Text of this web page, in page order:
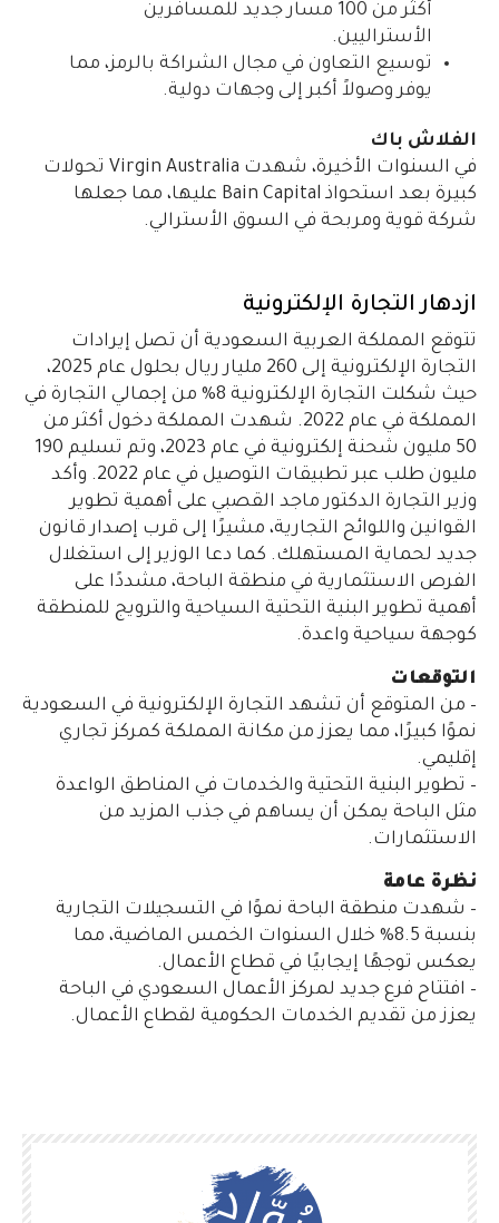
أكثر من 100 مسار جديد للمسافرين
الأستراليين.
توسيع التعاون في مجال الشراكة بالرمز، مما
يوفر وصولاً أكبر إلى وجهات دولية.
الفلاش باك
في السنوات الأخيرة، شهدت Virgin Australia تحولات
كبيرة بعد استحواذ Bain Capital عليها، مما جعلها
شركة قوية ومربحة في السوق الأسترالي.
ازدهار التجارة الإلكترونية
تتوقع المملكة العربية السعودية أن تصل إيرادات
التجارة الإلكترونية إلى 260 مليار ريال بحلول عام 2025،
حيث شكلت التجارة الإلكترونية 8% من إجمالي التجارة في
المملكة في عام 2022. شهدت المملكة دخول أكثر من
50 مليون شحنة إلكترونية في عام 2023، وتم تسليم 190
مليون طلب عبر تطبيقات التوصيل في عام 2022. وأكد
وزير التجارة الدكتور ماجد القصبي على أهمية تطوير
القوانين واللوائح التجارية، مشيرًا إلى قرب إصدار قانون
جديد لحماية المستهلك. كما دعا الوزير إلى استغلال
الفرص الاستثمارية في منطقة الباحة، مشددًا على
أهمية تطوير البنية التحتية السياحية والترويج للمنطقة
كوجهة سياحية واعدة.
التوقعات
– من المتوقع أن تشهد التجارة الإلكترونية في السعودية
نموًا كبيرًا، مما يعزز من مكانة المملكة كمركز تجاري
إقليمي.
– تطوير البنية التحتية والخدمات في المناطق الواعدة
مثل الباحة يمكن أن يساهم في جذب المزيد من
الاستثمارات.
نظرة عامة
– شهدت منطقة الباحة نموًا في التسجيلات التجارية
بنسبة 8.5% خلال السنوات الخمس الماضية، مما
يعكس توجهًا إيجابيًا في قطاع الأعمال.
– افتتاح فرع جديد لمركز الأعمال السعودي في الباحة
يعزز من تقديم الخدمات الحكومية لقطاع الأعمال.